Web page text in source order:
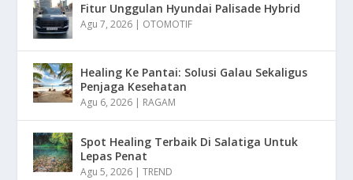
Fitur Unggulan Hyundai Palisade Hybrid
Agu 7, 2026 | OTOMOTIF
Healing Ke Pantai: Solusi Galau Sekaligus
Penjaga Kesehatan
Agu 6, 2026 | RAGAM
Spot Healing Terbaik Di Salatiga Untuk
Lepas Penat
Agu 5, 2026 |TREND